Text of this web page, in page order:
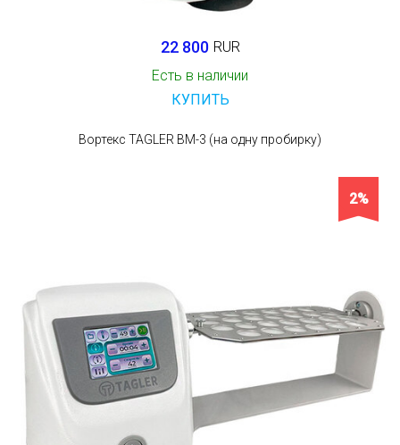
22 800 RUR
Есть в наличии
КУПИТЬ
Вортекс TAGLER ВМ-3 (на одну пробирку)
2%